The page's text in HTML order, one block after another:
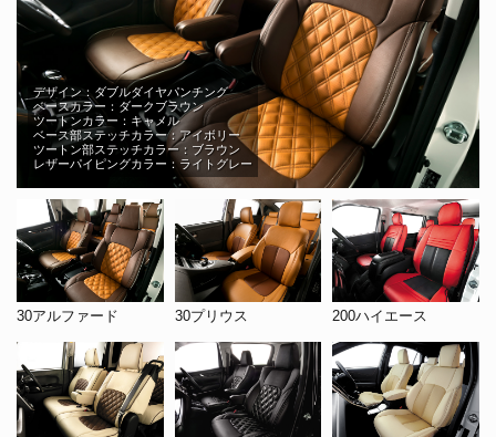
デザイン：ダブルダイヤパンチング
ベースカラー：ダークブラウン
ツートンカラー：キャメル
ベース部ステッチカラー：アイボリー
ツートン部ステッチカラー：ブラウン
レザーパイピングカラー：ライトグレー
30アルファード 30プリウス 200ハイエース